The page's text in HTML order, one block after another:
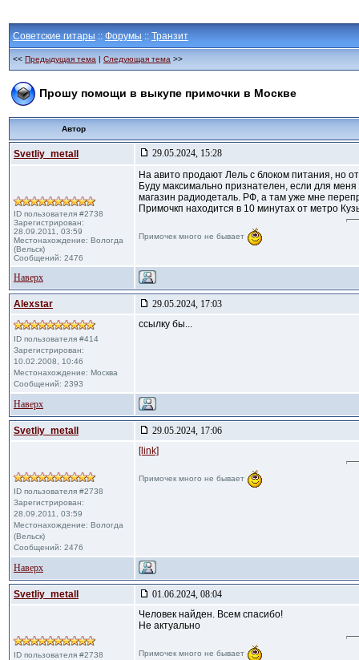
Советские гитары :: Форумы :: Транзит
<< Предыдущая тема | Следующая тема >>
Прошу помощи в выкупе примочки в Москве
Автор
Svetliy_metall 29.05.2024, 15:28
ID пользователя #2738
Зарегистрирован:
28.09.2011, 03:59
Местонахождение: Вологда
(Вельск)
Сообщений: 2476
На авито продают Лель с блоком питания, но
Буду максимально признателен, если для
магазин радиодеталь. РФ, а там уже мне
Примочкп находится в 10 минутах от метро
Примочек много не бывает
Наверх
Alexstar 29.05.2024, 17:03
ID пользователя #414
Зарегистрирован:
10.02.2008, 10:46
Местонахождение: Москва
Сообщений: 2393
ссылку бы...
Наверх
Svetliy_metall 29.05.2024, 17:06
ID пользователя #2738
Зарегистрирован:
28.09.2011, 03:59
Местонахождение: Вологда
(Вельск)
Сообщений: 2476
[link]
Примочек много не бывает
Наверх
Svetliy_metall 01.06.2024, 08:04
ID пользователя #2738
Человек найден. Всем спасибо!
Не актуально
Примочек много не бывает